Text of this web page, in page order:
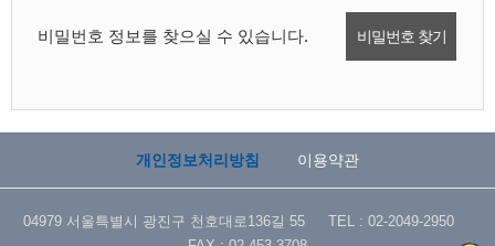
비밀번호 정보를 찾으실 수 있습니다. 비밀번호 찾기
개인정보처리방침 이용약관
04979 서울특별시 광진구 천호대로136길 55 TEL : 02-2049-2950